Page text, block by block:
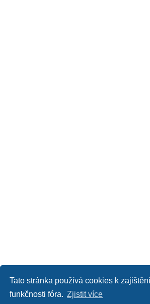
Tato stránka používá cookies k
funkčnosti fóra. Zjistit více
Web Obsah fóra